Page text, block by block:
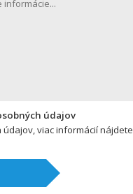
údajov
viac informácií nájdete